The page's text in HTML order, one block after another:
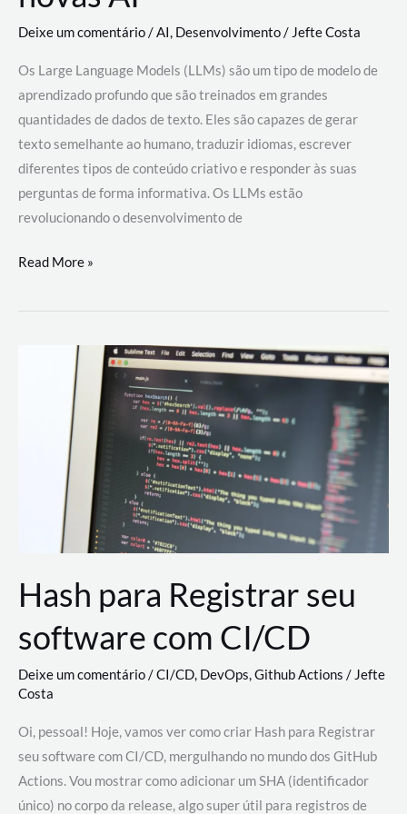
Deixe um comentário/AI, Desenvolvimento/ Jefte Costa
Os Large Language Models (LLMs) são um tipo de modelo de
aprendizado profundo que são treinados em grandes
quantidades de dados de texto. Eles são capazes de gerar
texto semelhante ao humano, traduzir idiomas, escrever
diferentes tipos de conteúdo criativo e responder às suas
perguntas de forma informativa. Os LLMs estão
revolucionando o desenvolvimento de
Large
Models
revolucionando
desenvolvimento
Read More »
Hash para Registrar seu
software com CI/CD
Deixe um comentário/CI/CD, DevOps,Github Actions /Jefte
Costa
Oi, pessoal! Hoje, vamos ver como criar Hash para Registrar
seu software com CI/CD, mergulhando no mundo dos GitHub
Actions. Vou mostrar como adicionar um SHA (identificador
único) no corpo da release, algo super útil para registros de